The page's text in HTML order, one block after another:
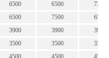
6500 6500
7300
6500 7500
6500
3900 3900
3900
3500 3500
3500